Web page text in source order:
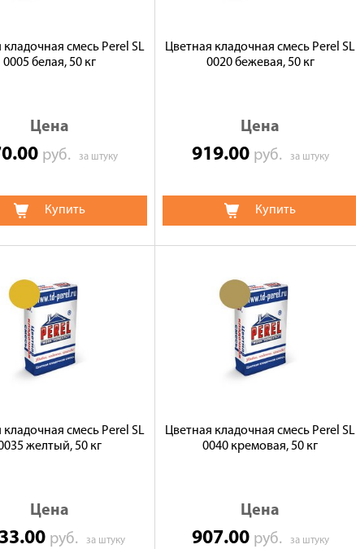
кладочная смесь Perel SL
0005 белая, 50 кг
Цена
руб.за штуку
Купить
Цветная кладочная смесь Perel SL
0020 бежевая, 50 кг
Цена
919.00 руб. за штуку
Купить
кладочная смесь Perel SL
желтый, 50 кг
Цена
руб.за штуку
Цветная кладочная смесь Perel SL
0040 кремовая, 50 кг
Цена
907.00 руб. за штуку